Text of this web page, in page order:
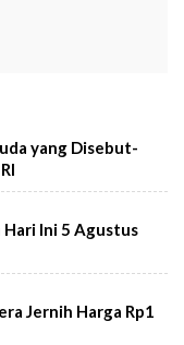
yang Disebut-
Ini 5 Agustus
Jernih Harga Rp1